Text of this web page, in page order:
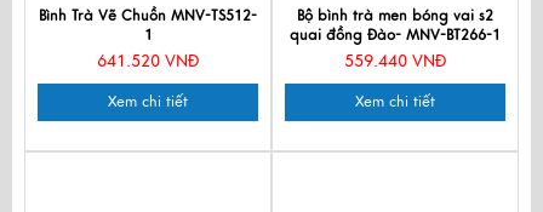
Bình Trà Vẽ Chuồn MNV-TS512-
1
641.520 VNĐ
Xem chi tiết
Bộ bình trà men bóng vai s2
quai đồng Đào- MNV-BT266-1
559.440 VNĐ
Xem chi tiết